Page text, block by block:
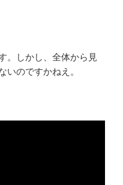
。しかし、全体から見
いのですかねえ。